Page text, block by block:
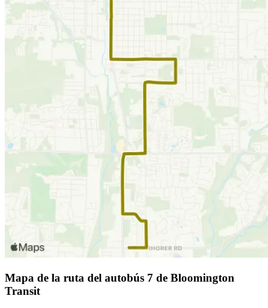
Mapa de la ruta del autobús 7 de Bloomington
Transit